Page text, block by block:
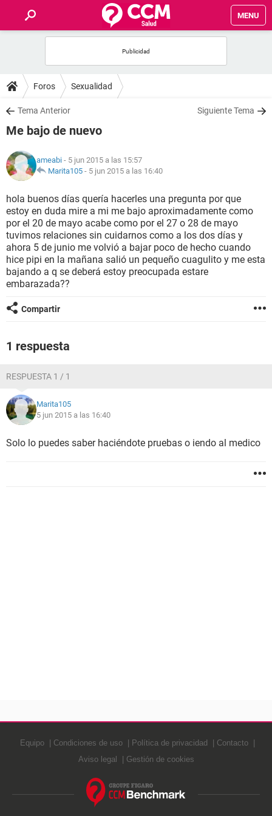
MENU
FOROS
SALUD
FAMILIA
NUTRICIÓN
BIENESTAR
SEXUALIDAD
GLOSARIO
Foros Sexualidad
Tema Anterior Siguiente Tema
Me bajo de nuevo
ameabi - 5 jun 2015 a las 15:57
Marita105 - 5 jun 2015 a las 16:40
hola buenos días quería hacerles una pregunta por que
estoy en duda mire a mi me bajo aproximadamente como
por el 20 de mayo acabe como por el 27 o 28 de mayo
tuvimos relaciones sin cuidarnos como a los dos días y
ahora 5 de junio me volvió a bajar poco de hecho cuando
hice pipi en la mañana salió un pequeño cuagulito y me esta
bajando a q se deberá estoy preocupada estare
embarazada??
Compartir
1 respuesta
RESPUESTA 1 / 1
Marita105
5 jun 2015 a las 16:40
Solo lo puedes saber haciéndote pruebas o iendo al medico
Equipo Condiciones de uso Política de privacidad
Contacto
Aviso legal
Gestión de cookies